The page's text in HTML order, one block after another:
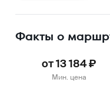
Факты о
от 13 184 ₽
Мин. цена